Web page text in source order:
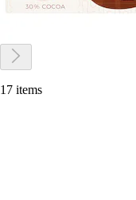
17 items